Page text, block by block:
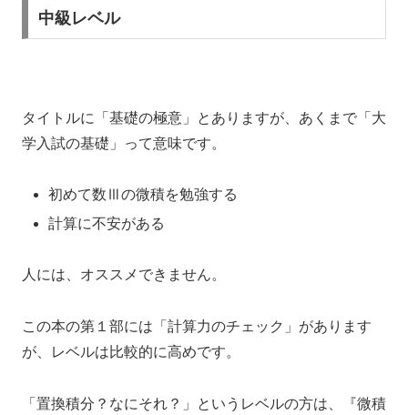
中級レベル
タイトルに「基礎の極意」とありますが、あくまで「大
学入試の基礎」って意味です。
初めて数Ⅲの微積を勉強する
計算に不安がある
人には、オススメできません。
この本の第１部には「計算力のチェック」があります
が、レベルは比較的に高めです。
「置換積分？なにそれ？」というレベルの方は、『微積